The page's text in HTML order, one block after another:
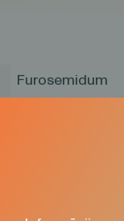
Furosemidum
Reklāmas